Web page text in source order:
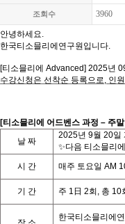
조회수 3960
안녕하세요.
한국티소믈리에연구원입니다.
[티소믈리에 Advanced] 2025년
수강신청은 선착순 등록으로, 인
[티 소믈리에 어드벤스 과정 – 주
날 짜
2025년 9월 20일
✨다음 티소믈리
시
간 매주 토요일 AM
기 간 주 1 日 2회 , 총 10
한국티소믈리에